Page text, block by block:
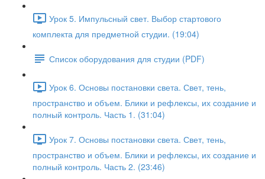
Урок 5. Импульсный свет. Выбор стартового
комплекта для предметной студии. (19:04)
Список оборудования для студии (PDF)
Урок 6. Основы постановки света. Свет, тень,
пространство и объем. Блики и рефлексы, их создание и
полный контроль. Часть 1. (31:04)
Урок 7. Основы постановки света. Свет, тень,
пространство и объем. Блики и рефлексы, их создание и
полный контроль. Часть 2. (23:46)